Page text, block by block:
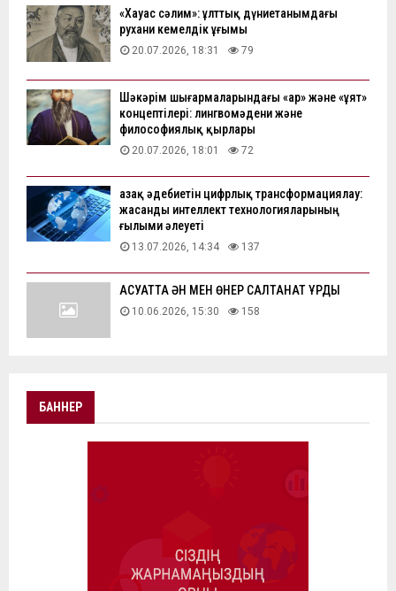
«Хауас сәлим»: ұлттық дүниетанымдағы
рухани кемелдік ұғымы
20.07.2026, 18:31 79
Шәкәрім шығармаларындағы «ар» және «ұят»
концептілері: лингвомәдени және
философиялық қырлары
20.07.2026, 18:01 72
Қазақ әдебиетін цифрлық трансформациялау:
жасанды интеллект технологияларының
ғылыми әлеуеті
13.07.2026, 14:34 137
АҚСУАТТА ӘН МЕН ӨНЕР САЛТАНАТ ҚҰРДЫ
10.06.2026, 15:30 158
БАННЕР